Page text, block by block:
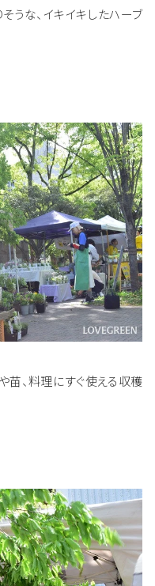
うな、イキイキしたハーブ
苗、料理にすぐ使える収穫